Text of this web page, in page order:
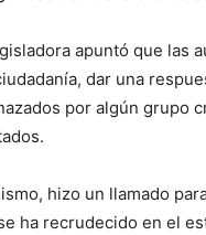
apuntó que las
dar una
por algún grupo
hizo un llamado
ha recrudecido en el